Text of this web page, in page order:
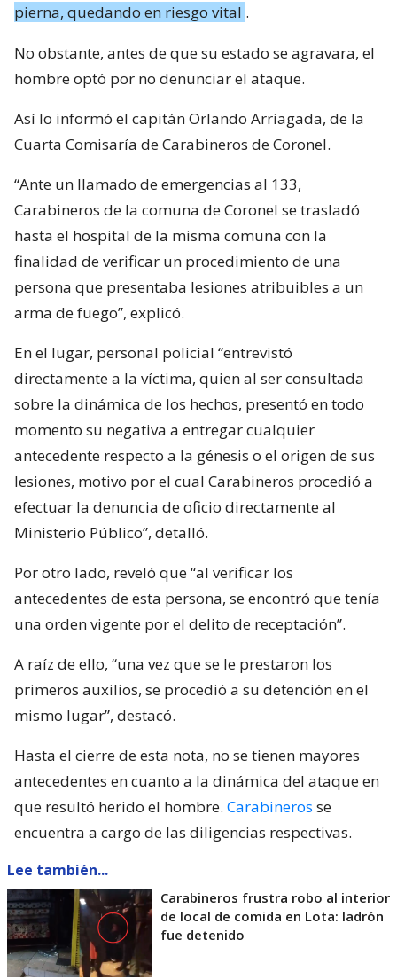
pierna, quedando en riesgo vital .
No obstante, antes de que su estado se agravara, el
hombre optó por no denunciar el ataque.
Así lo informó el capitán Orlando Arriagada, de la
Cuarta Comisaría de Carabineros de Coronel.
“Ante un llamado de emergencias al 133,
Carabineros de la comuna de Coronel se trasladó
hasta el hospital de la misma comuna con la
finalidad de verificar un procedimiento de una
persona que presentaba lesiones atribuibles a un
arma de fuego”, explicó.
En el lugar, personal policial “entrevistó
directamente a la víctima, quien al ser consultada
sobre la dinámica de los hechos, presentó en todo
momento su negativa a entregar cualquier
antecedente respecto a la génesis o el origen de sus
lesiones, motivo por el cual Carabineros procedió a
efectuar la denuncia de oficio directamente al
Ministerio Público”, detalló.
Por otro lado, reveló que “al verificar los
antecedentes de esta persona, se encontró que tenía
una orden vigente por el delito de receptación”.
A raíz de ello, “una vez que se le prestaron los
primeros auxilios, se procedió a su detención en el
mismo lugar”, destacó.
Hasta el cierre de esta nota, no se tienen mayores
antecedentes en cuanto a la dinámica del ataque en
que resultó herido el hombre. Carabineros se
encuentra a cargo de las diligencias respectivas.
Lee también...
Carabineros frustra robo al interior
de local de comida en Lota: ladrón
fue detenido